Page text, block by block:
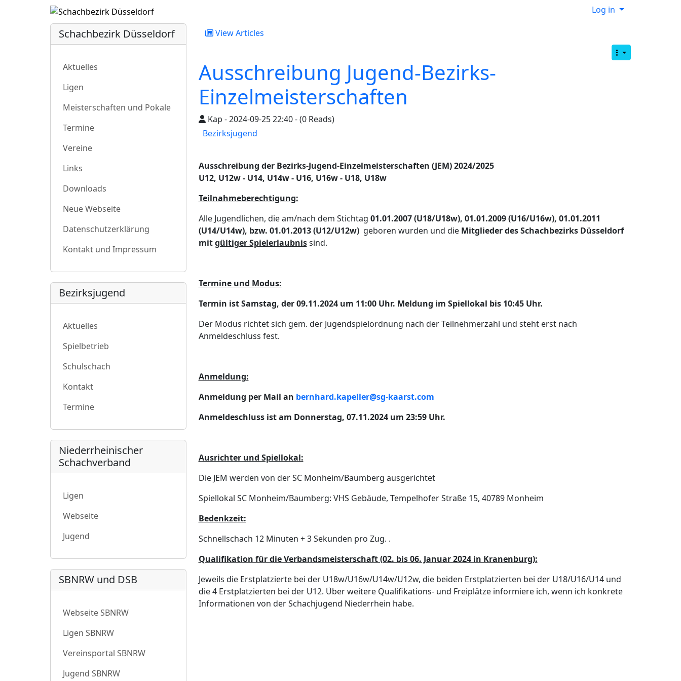
Log in
View Articles
Ausschreibung Jugend-Bezirks-
Einzelmeisterschaften
Kap - 2024-09-25 22:40 - (0 Reads)
Bezirksjugend
Ausschreibung der Bezirks-Jugend-Einzelmeisterschaften (JEM) 2024/2025
U12, U12w - U14, U14w - U16, U16w - U18, U18w
Teilnahmeberechtigung:
Alle Jugendlichen, die am/nach dem Stichtag 01.01.2007 (U18/U18w), 01.01.2009 (U16/U16w), 01.01.2011
(U14/U14w), bzw. 01.01.2013 (U12/U12w) geboren wurden und die Mitglieder des Schachbezirks Düsseldorf
mitgültiger Spielerlaubnis sind.
Termine und Modus:
Termin ist Samstag, der 09.11.2024 um 11:00 Uhr. Meldung im Spiellokal bis 10:45 Uhr.
Der Modus richtet sich gem. der Jugendspielordnung nach der Teilnehmerzahl und steht erst nach
Anmeldeschluss fest.
Anmeldung:
Anmeldung per Mail an bernhard.kapeller@sg-kaarst.com
Anmeldeschluss ist am Donnerstag, 07.11.2024 um 23:59 Uhr.
Ausrichter und Spiellokal:
Die JEM werden von der SC Monheim/Baumberg ausgerichtet
Spiellokal SC Monheim/Baumberg: VHS Gebäude, Tempelhofer Straße 15, 40789 Monheim
Bedenkzeit:
Schnellschach 12 Minuten + 3 Sekunden pro Zug. .
Qualifikation für die Verbandsmeisterschaft (02. bis 06. Januar 2024 in Kranenburg):
Jeweils die Erstplatzierte bei der U18w/U16w/U14w/U12w, die beiden Erstplatzierten bei der U18/U16/U14 und
die 4 Erstplatzierten bei der U12. Über weitere Qualifikations- und Freiplätze informiere ich, wenn ich konkrete
Informationen von der Schachjugend Niederrhein habe.
Schachbezirk Düsseldorf
Aktuelles
Ligen
Meisterschaften und Pokale
Termine
Vereine
Links
Downloads
Neue Webseite
Datenschutzerklärung
Kontakt und Impressum
Bezirksjugend
Aktuelles
Spielbetrieb
Schulschach
Kontakt
Termine
Niederrheinischer
Schachverband
Ligen
Webseite
Jugend
SBNRW und DSB
Webseite SBNRW
Ligen SBNRW
Vereinsportal SBNRW
Jugend SBNRW